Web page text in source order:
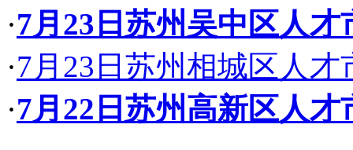
·7月23日苏州吴中区人才
·7月23日苏州相城区人才
·7月22日苏州高新区人才